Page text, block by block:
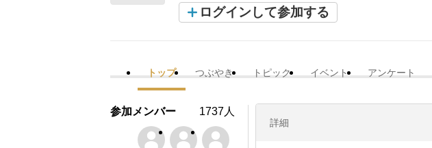
ログインして参加する
トップ つぶやき トピック イベント アンケート
詳細
参加メンバー 1737人